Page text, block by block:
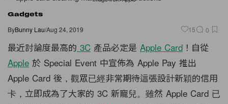
Gadgets
ByBunny Lau/Aug 24, 2019 15 0
最近討論度最高的 3C 產品必定是 Apple Card ！自從
Apple 於 Special Event 中宣佈為 Apple Pay 推出
Apple Card 後，觀眾已經非常期待這張設計新穎的信用
卡，立即成為了大家的 3C 新寵兒。雖然 Apple Card 已